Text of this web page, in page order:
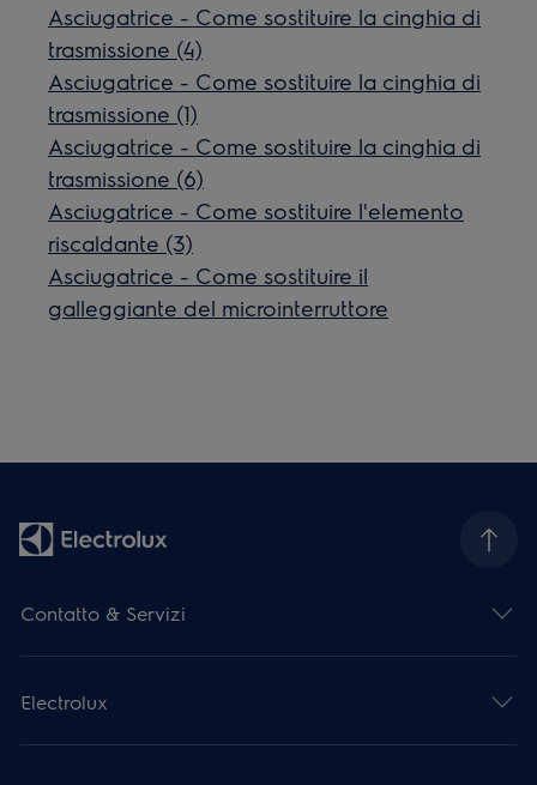
Asciugatrice - Come sostituire la cinghia di
trasmissione (4)
Asciugatrice - Come sostituire la cinghia di
trasmissione (1)
Asciugatrice - Come sostituire la cinghia di
trasmissione (6)
Asciugatrice - Come sostituire l'elemento
riscaldante (3)
Asciugatrice - Come sostituire il
galleggiante del microinterruttore
Contatto & Servizi
Electrolux